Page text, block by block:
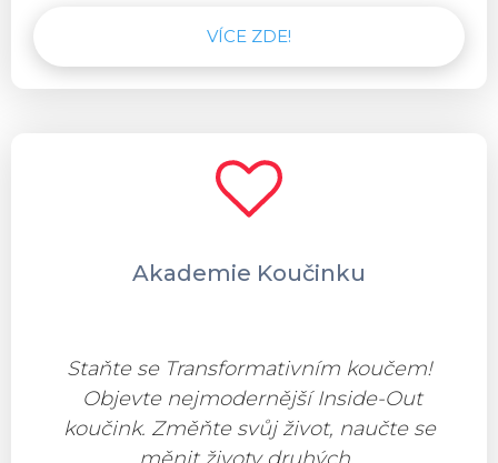
VÍCE ZDE!
Akademie Koučinku
Staňte se Transformativním koučem!
Objevte nejmodernější Inside-Out
koučink. Změňte svůj život, naučte se